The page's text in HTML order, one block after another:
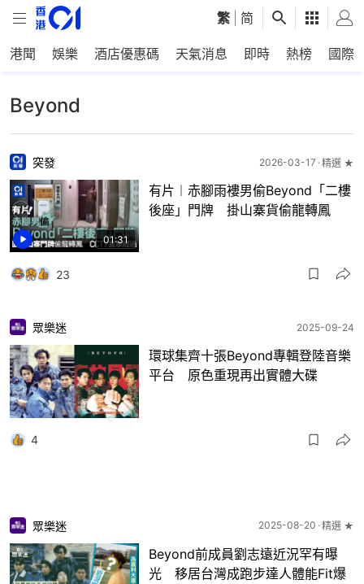
繁 简
港聞 娛樂 酒店優惠碼 天氣消息 即時 熱榜 國際
Beyond
01:31
突發 2026-03-17 精選 ★
有片︱赤腳雨褸男偷Beyond「二樓
後座」門牌 掛山寨貨偷龍轉鳳
23
眾樂迷 2025-09-24
環球集齊十張Beyond專輯登陸音樂
平台 原色重現再出實體大碟
4
眾樂迷 2025-08-20 精選 ★
Beyond前成員劉志遠近況罕有曝
光 移居台灣成跑步達人體能Fit爆